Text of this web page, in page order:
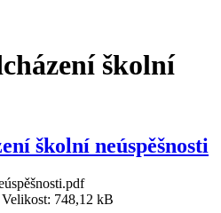
školní
školní neúspěšnosti
748,12 kB